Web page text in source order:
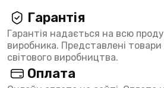
Гарантія
Гарантія надається на всю
виробника. Представлені товари
світового виробництва.
Оплата